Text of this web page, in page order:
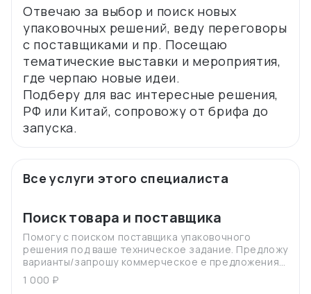
Отвечаю за выбор и поиск новых
упаковочных решений, веду переговоры
с поставщиками и пр. Посещаю
тематические выставки и мероприятия,
где черпаю новые идеи.
Подберу для вас интересные решения,
РФ или Китай, сопровожу от брифа до
Все услуги этого специалиста
Поиск товара и поставщика
Помогу с поиском поставщика упаковочного
решения под ваше техническое задание. Предложу
варианты/запрошу коммерческое е предложения/
образцы/проведу экспертизу и предложу лучшее
техническое решение под ваш проект.
1 000 ₽